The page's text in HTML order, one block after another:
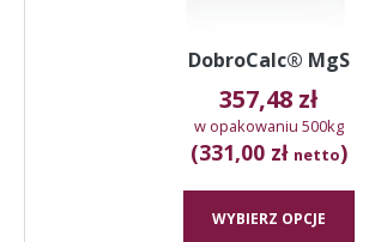
DobroCalc® MgS
357,48 zł
w opakowaniu 500kg
(331,00 zł netto)
WYBIERZ OPCJE